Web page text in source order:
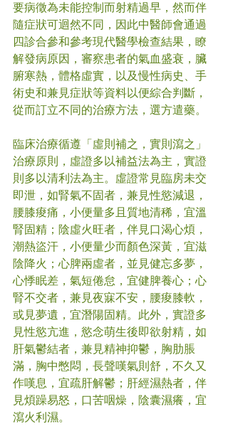
要病徵為未能控制而射精過早，然而伴
隨症狀可迴然不同，因此中醫師會通過
四診合參和參考現代醫學檢查結果，瞭
解發病原因，審察患者的氣血盛衰，臟
腑寒熱，體格虛實，以及慢性病史、手
術史和兼見症狀等資料以便綜合判斷，
從而訂立不同的治療方法，選方遣藥。
臨床治療循遵「虛則補之，實則瀉之」
治療原則，虛證多以補益法為主，實證
則多以清利法為主。虛證常見臨房未交
即泄，如腎氣不固者，兼見性慾減退，
腰膝痠痛，小便量多且質地清稀，宜溫
腎固精；陰虛火旺者，伴見口渴心煩，
潮熱盜汗，小便量少而顏色深黃，宜滋
陰降火；心脾兩虛者，並見健忘多夢，
心悸眠差，氣短倦怠，宜健脾養心；心
腎不交者，兼見夜寐不安，腰痠膝軟，
或見夢遺，宜潛陽固精。此外，實證多
見性慾亢進，慾念萌生後即欲射精，如
肝氣鬱結者，兼見精神抑鬱，胸肋脹
滿，胸中憋悶，長聲嘆氣則舒，不久又
作嘆息，宜疏肝解鬱；肝經濕熱者，伴
見煩躁易怒，口苦咽燥，陰囊濕癢，宜
瀉火利濕。